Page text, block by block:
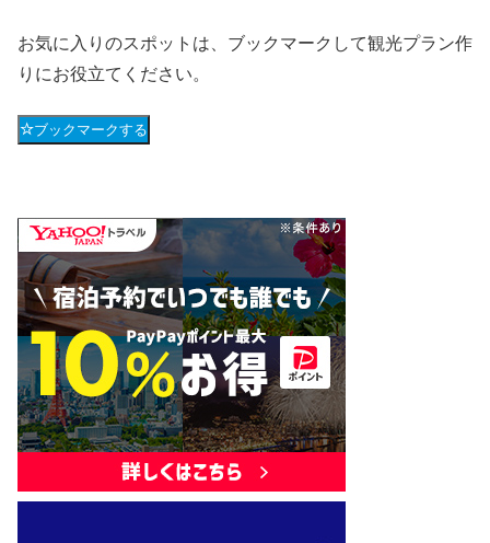
お気に入りのスポットは、ブックマークして観光プラン作
りにお役立てください。
ブックマークする